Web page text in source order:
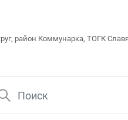
район Коммунарка, ТОГК